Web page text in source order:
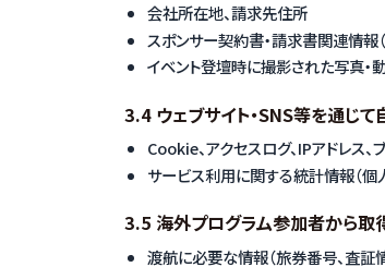
会社所在地、請求先住所
スポンサー契約書・請求書関連情報
イベント登壇時に撮影された写真・
3.4 ウェブサイト・SNS等を通じ
Cookie、アクセスログ、IPアドレス
サービス利用に関する統計情報（個
3.5 海外プログラム参加者から取
渡航に必要な情報（旅券番号、査